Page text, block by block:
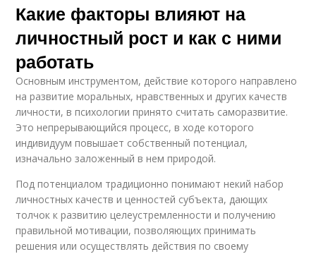
Какие факторы влияют на
личностный рост и как с ними
работать
Основным инструментом, действие которого направлено
на развитие моральных, нравственных и других качеств
личности, в психологии принято считать саморазвитие.
Это непрерывающийся процесс, в ходе которого
индивидуум повышает собственный потенциал,
изначально заложенный в нем природой.
Под потенциалом традиционно понимают некий набор
личностных качеств и ценностей субъекта, дающих
толчок к развитию целеустремленности и получению
правильной мотивации, позволяющих принимать
решения или осуществлять действия по своему